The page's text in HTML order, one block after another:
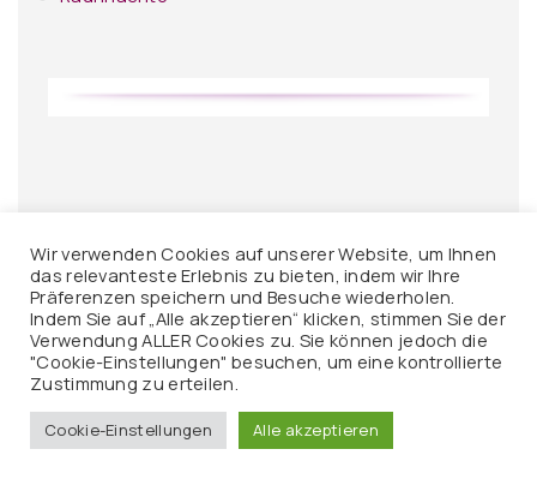
Wir verwenden Cookies auf unserer Website, um Ihnen
das relevanteste Erlebnis zu bieten, indem wir Ihre
Präferenzen speichern und Besuche wiederholen.
Indem Sie auf „Alle akzeptieren“ klicken, stimmen Sie der
Verwendung ALLER Cookies zu. Sie können jedoch die
"Cookie-Einstellungen" besuchen, um eine kontrollierte
Zustimmung zu erteilen.
Cookie-Einstellungen Alle akzeptieren